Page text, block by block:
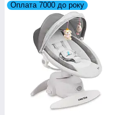
Оплата 7000 до року